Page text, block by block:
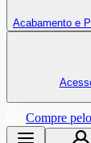
Acabamento e
Compre